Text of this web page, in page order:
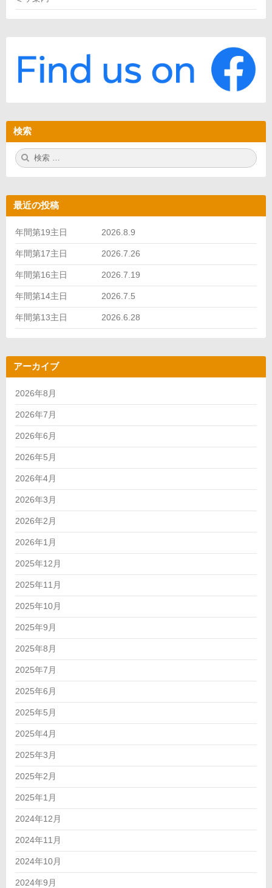
検索
検
索:
最近の投稿
年間第19主日 2026.8.9
年間第17主日 2026.7.26
年間第16主日 2026.7.19
年間第14主日 2026.7.5
年間第13主日 2026.6.28
アーカイブ
2026年8月
2026年7月
2026年6月
2026年5月
2026年4月
2026年3月
2026年2月
2026年1月
2025年12月
2025年11月
2025年10月
2025年9月
2025年8月
2025年7月
2025年6月
2025年5月
2025年4月
2025年3月
2025年2月
2025年1月
2024年12月
2024年11月
2024年10月
2024年9月